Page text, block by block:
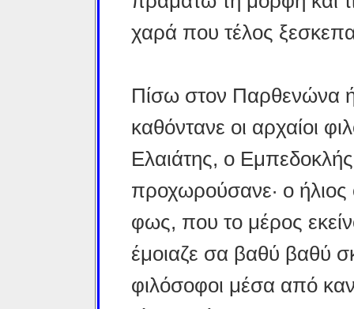
χαρά που τέλος
Πίσω στον Παρθενώνα
καθόντανε οι αρχαίοι
Ελαιάτης, ο
προχωρούσανε· ο
φως, που το μέρος
έμοιαζε σα βαθύ βαθύ
φιλόσοφοι μέσα από